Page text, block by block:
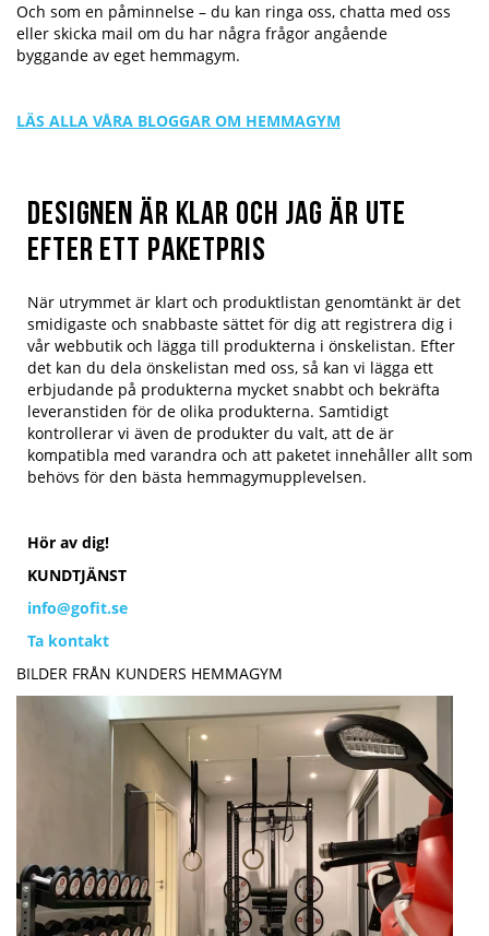
Och som en påminnelse – du kan ringa oss, chatta med oss
eller skicka mail om du har några frågor angående
byggande av eget hemmagym.
LÄS ALLA VÅRA BLOGGAR OM HEMMAGYM
Designen är klar och jag är ute
efter ett paketpris
När utrymmet är klart och produktlistan genomtänkt är det
smidigaste och snabbaste sättet för dig att registrera dig i
vår webbutik och lägga till produkterna i önskelistan. Efter
det kan du dela önskelistan med oss, så kan vi lägga ett
erbjudande på produkterna mycket snabbt och bekräfta
leveranstiden för de olika produkterna. Samtidigt
kontrollerar vi även de produkter du valt, att de är
kompatibla med varandra och att paketet innehåller allt som
behövs för den bästa hemmagymupplevelsen.
Hör av dig!
KUNDTJÄNST
info@gofit.se
Ta kontakt
BILDER FRÅN KUNDERS HEMMAGYM